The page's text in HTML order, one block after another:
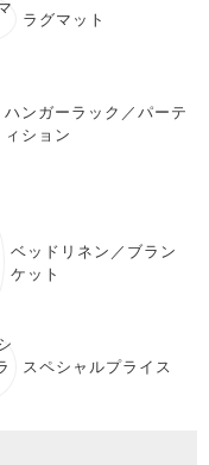
ラグマット
ハンガーラック／パーテ
ィション
ベッドリネン／ブラン
ケット
スペシャルプライス